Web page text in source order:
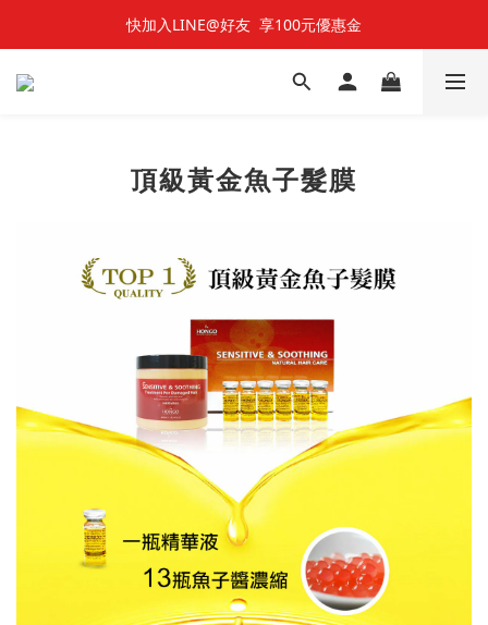
快加入LINE@好友  享100元優惠金
快加入LINE@好友  享100元優惠金
七夕對對碰 🌹 雙雙對對66折
頂級黃金魚子髮膜